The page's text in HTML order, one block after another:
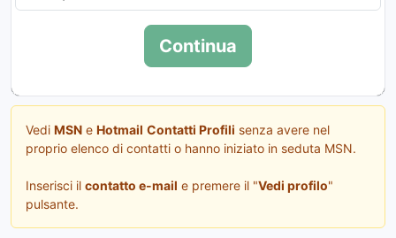
Continua
Vedi MSN e Hotmail Contatti Profili senza avere nel
proprio elenco di contatti o hanno iniziato in seduta MSN.
Inserisci il contatto e-mail e premere il "Vedi profilo"
pulsante.